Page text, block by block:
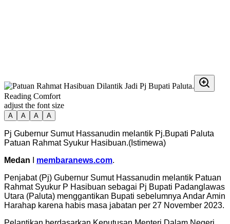
Reading Comfort
adjust the font size
A A A A
Pj Gubernur Sumut Hassanudin melantik Pj.Bupati Paluta
Patuan Rahmat Syukur Hasibuan.(Istimewa)
Medan
membaranews.com.
Penjabat (Pj) Gubernur Sumut Hassanudin melantik Patuan
Rahmat Syukur P Hasibuan sebagai Pj Bupati Padanglawas
Utara (Paluta) menggantikan Bupati sebelumnya Andar Amin
Harahap karena habis masa jabatan per 27 November 2023.